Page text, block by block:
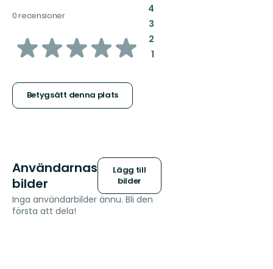
0 recensioner
av
stjärnor
Betygsätt denna plats
4:
3:
2:
1:
Användarnas
bilder
Lägg till
bilder
Inga användarbilder ännu. Bli den
första att dela!